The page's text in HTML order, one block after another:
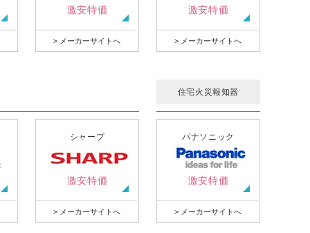
激安特価
> メーカーサイトへ
激安特価
> メーカーサイトへ
住宅火災報知器
シャープ
激安特価
> メーカーサイトへ
パナソニック
激安特価
> メーカーサイトへ